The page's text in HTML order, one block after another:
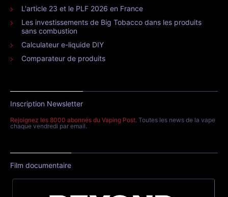
L'article 23 et le PLF 2026 en France
Les investissements de Big Tobacco dans les produits
sans combustion
Calculateur e-liquide DIY
Comparateur de produits
Inscription Newsletter
Rejoignez les 8000 abonnés du Vaping Post. Toutes les news de la vape
chaque vendredi par email.
Film documentaire